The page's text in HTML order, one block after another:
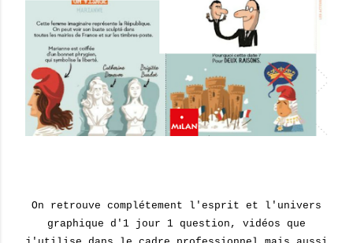
On retrouve complétement l'esprit et l'univers
graphique d'1 jour 1 question, vidéos que